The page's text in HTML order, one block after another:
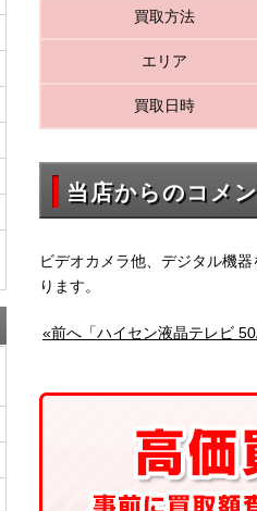
買取方法
エリア
買取日時
当店からのコメ
ビデオカメラ他、デジタル機
ります。
«前へ「ハイセン液晶テレビ